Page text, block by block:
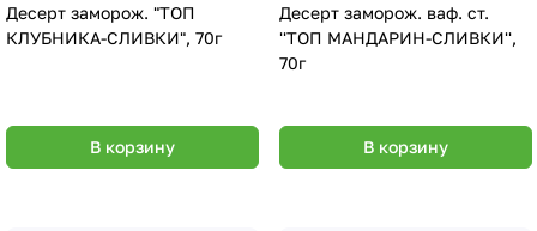
Десерт заморож. "ТОП
КЛУБНИКА-СЛИВКИ", 70г
В корзину
Десерт заморож. ваф. ст.
''ТОП МАНДАРИН-СЛИВКИ'',
70г
В корзину